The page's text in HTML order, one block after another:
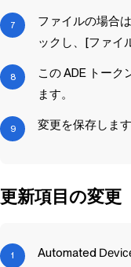
ファイルの場合
ックし、[ファイ
この ADE トーク
ます。
変更を保存します
更新項目の変更
Automated